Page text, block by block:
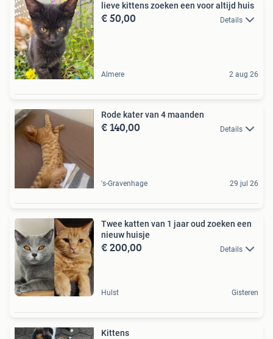
lieve kittens zoeken een voor altijd huis
€ 50,00 Details
Almere 2 aug 26
Rode kater van 4 maanden
€ 140,00 Details
's-Gravenhage 29 jul 26
Twee katten van 1 jaar oud zoeken een
nieuw huisje
€ 200,00 Details
Hulst Gisteren
Kittens